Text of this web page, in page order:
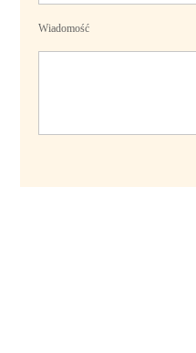
Wiadomość